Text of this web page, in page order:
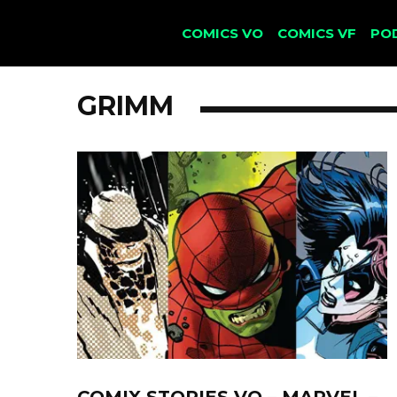
COMICS VO COMICS VF
GRIMM